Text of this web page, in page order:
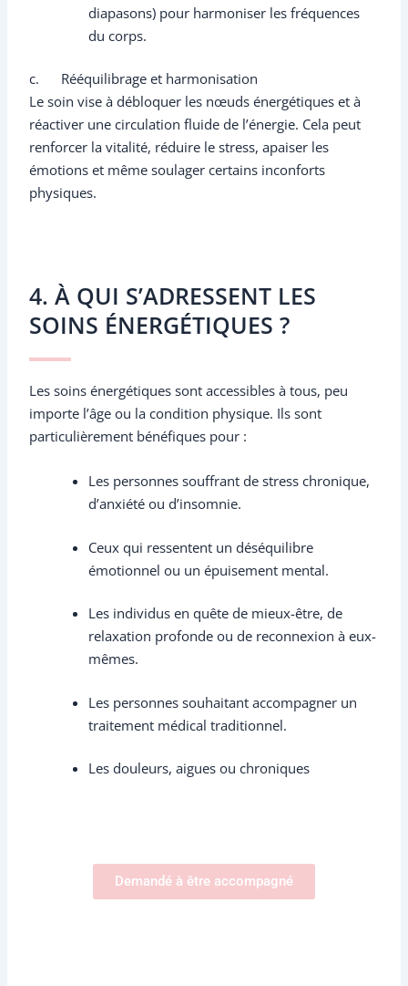
diapasons) pour harmoniser les fréquences
du corps.
c. Rééquilibrage et harmonisation
Le soin vise à débloquer les nœuds énergétiques et à
réactiver une circulation fluide de l’énergie. Cela peut
renforcer la vitalité, réduire le stress, apaiser les
émotions et même soulager certains inconforts
physiques.
4. À QUI S’ADRESSENT LES
SOINS ÉNERGÉTIQUES ?
Les soins énergétiques sont accessibles à tous, peu
importe l’âge ou la condition physique. Ils sont
particulièrement bénéfiques pour :
Les personnes souffrant de stress chronique,
d’anxiété ou d’insomnie.
Ceux qui ressentent un déséquilibre
émotionnel ou un épuisement mental.
Les individus en quête de mieux-être, de
relaxation profonde ou de reconnexion à eux-
mêmes.
Les personnes souhaitant accompagner un
traitement médical traditionnel.
Les douleurs, aigues ou chroniques
Demandé à être accompagné